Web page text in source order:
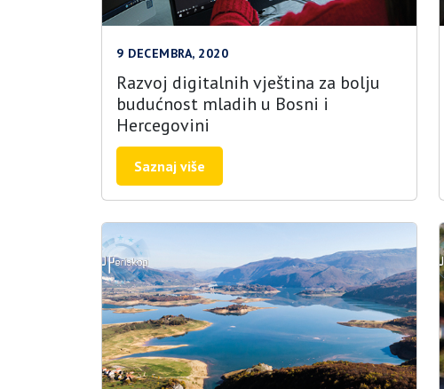
9 DECEMBRA, 2020
Razvoj digitalnih vještina za bolju
budućnost mladih u Bosni i
Hercegovini
Saznaj više